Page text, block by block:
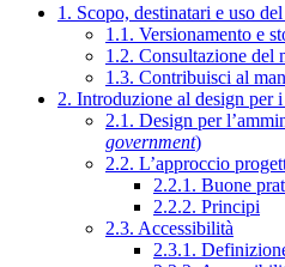
1. Scopo, destinatari e uso
1.1. Versionamento e
1.2. Consultazione del
1.3. Contribuisci al
2. Introduzione al design per
2.1. Design per
government)
2.2. L’approccio
2.2.1. Buone
2.2.2. Principi
2.3. Accessibilità
2.3.1.